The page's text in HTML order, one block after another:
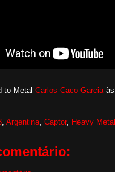
to Metal Carlos Caco Garcia às
, Argentina, Captor, Heavy Metal